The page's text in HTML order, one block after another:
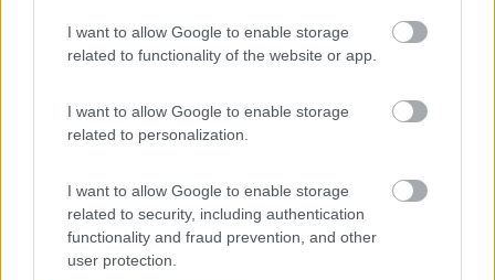
I want to allow Google to enable storage
related to functionality of the website or app.
I want to allow Google to enable storage
related to personalization.
I want to allow Google to enable storage
related to security, including authentication
functionality and fraud prevention, and other
user protection.
potresti aver toccato in terra e averlo piegato. Oppure c'è
sporcizia o qualche pietra.
A forza di strusciarlo e raddrizzarlo era diventato inutilizzabile.
un bel panchetto ikea da 10 euro e via...
19
Inserito il 31/03/2021 alle:
18:07:17
si trovano i ricambi per il predellino elettrico Thule? e da chi?